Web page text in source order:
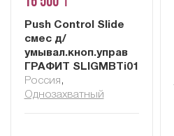
Push Control Slide
смес д/
умывал.кноп.управ
ГРАФИТ SLIGMBTi01
Россия ,
Однозахватный